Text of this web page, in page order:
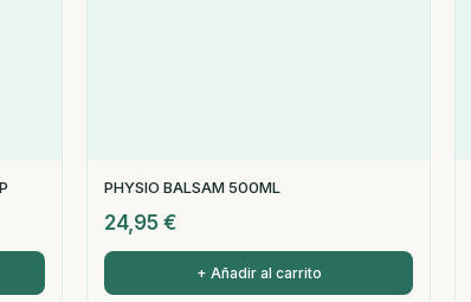
PHYSIO BALSAM 500ML
24,95 €
+ Añadir al carrito